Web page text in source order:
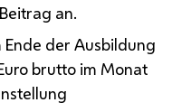
an.
der Ausbildung
brutto im Monat